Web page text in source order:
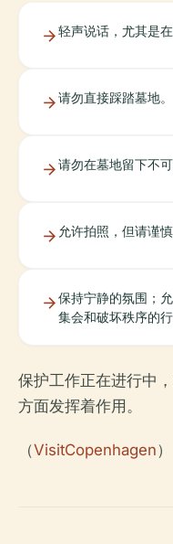
轻声说话，尤其是
请勿直接踩踏墓地。
请勿在墓地留下不
允许拍照，但请谨慎
保持宁静的氛围；
集会和破坏秩序的行
保护工作正在进行中
方面发挥着作用。
（VisitCopenhagen）